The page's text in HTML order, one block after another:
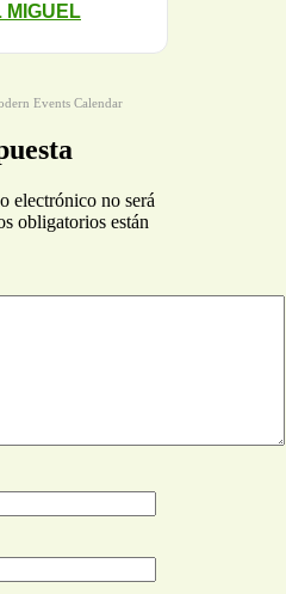
MIGUEL
Events Calendar
electrónico no será
obligatorios están